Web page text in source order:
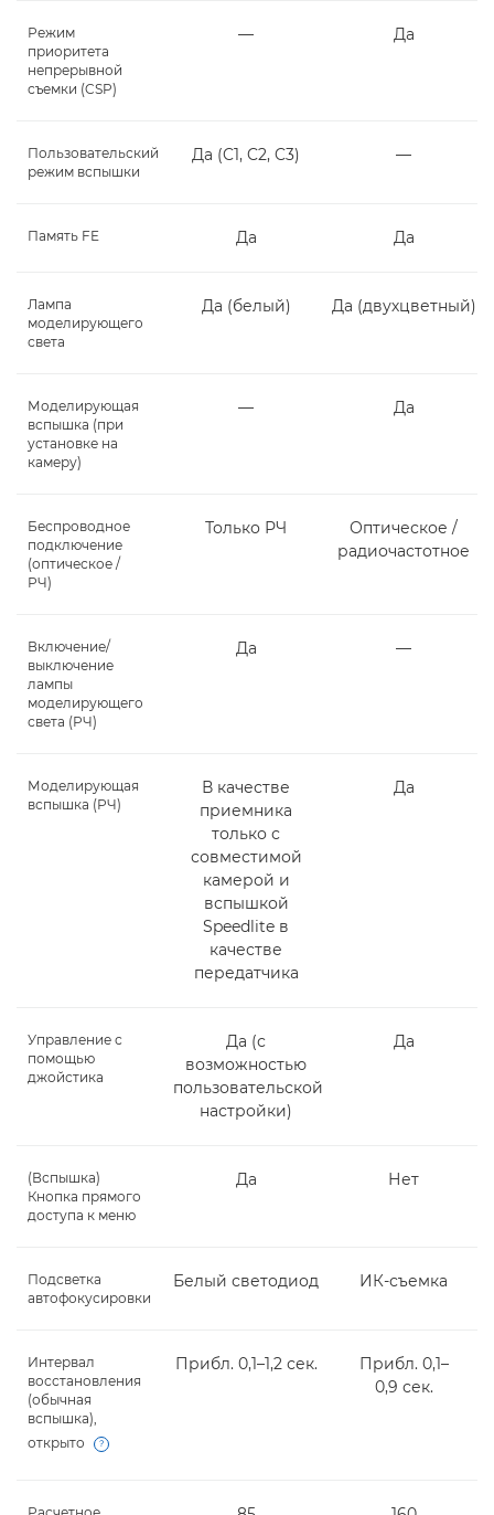
Режим
приоритета
непрерывной
съемки (CSP)
― Да
Пользовательский
режим вспышки
Да (C1, C2, C3) ―
Память FE Да Да
Лампа
моделирующего
света
Да (белый) Да (двухцветный)
Моделирующая
вспышка (при
установке на
камеру)
― Да
Беспроводное
подключение
(оптическое /
РЧ)
Только РЧ
Оптическое /
радиочастотное
Включение/
выключение
лампы
моделирующего
света (РЧ)
Да ―
Моделирующая
вспышка (РЧ)
В качестве
приемника
только с
совместимой
камерой и
вспышкой
Speedlite в
качестве
передатчика
Да
Управление с
помощью
джойстика
Да (с
возможностью
пользовательской
настройки)
Да
(Вспышка)
Кнопка прямого
доступа к меню
Да Нет
Подсветка
автофокусировки
Белый светодиод ИК-съемка
Интервал
восстановления
(обычная
вспышка),
открыто
Прибл. 0,1–1,2 сек.
Прибл. 0,1–
0,9 сек.